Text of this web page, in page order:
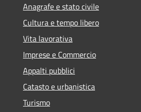
Anagrafe e stato civile
Cultura e tempo libero
Vita lavorativa
Imprese e Commercio
Appalti pubblici
Catasto e urbanistica
Turismo